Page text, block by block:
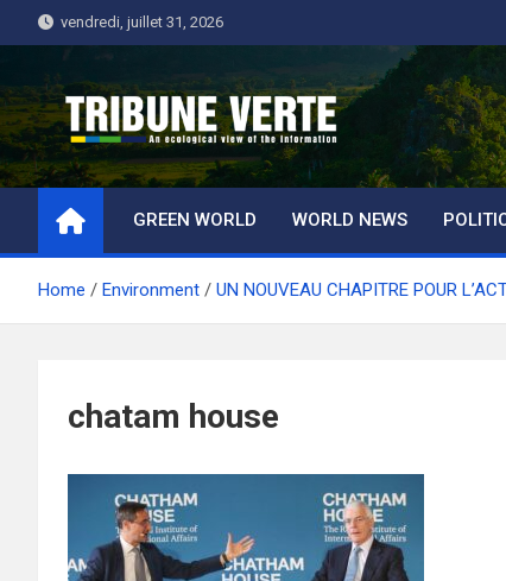
to
vendredi, juillet 31, 2026
Tribune Verte
Un regard écologique de l'information
GREEN WORLD WORLD NEWS
Home Environment UN NOUVEAU CHAPITRE POUR
chatam house